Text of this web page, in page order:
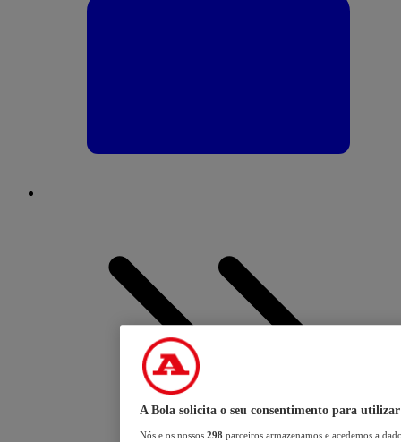
A Bola solicita o seu consentimento para utilizar
Nós e os nossos 298 parceiros armazenamos e acedemos a